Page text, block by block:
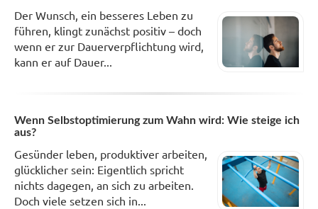
Der Wunsch, ein besseres Leben zu
führen, klingt zunächst positiv – doch
wenn er zur Dauerverpflichtung wird,
kann er auf Dauer...
Wenn Selbstoptimierung zum Wahn wird: Wie steige ich
aus?
Gesünder leben, produktiver arbeiten,
glücklicher sein: Eigentlich spricht
nichts dagegen, an sich zu arbeiten.
Doch viele setzen sich in...